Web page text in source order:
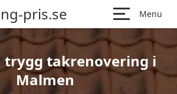
pris.se Menu
trygg takrenovering i
Malmen